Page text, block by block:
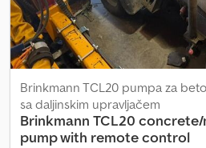
Brinkmann TCL20 pumpa za
sa daljinskim upravljačem
Brinkmann TCL20
pump with remote control